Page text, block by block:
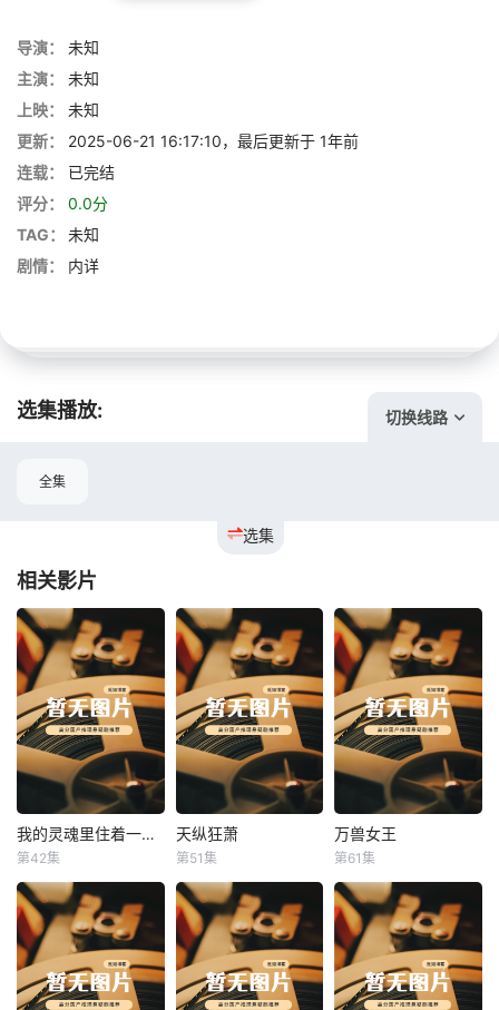
导演：
未知
主演：
未知
上映：
未知
更新：
2025-06-21 16:17:10，最后更新于 1年前
连载：
已完结
评分：
0.0分
TAG：
未知
剧情：
内详
选集播放: 切换线路
选集
全集
相关影片
我的灵魂里住着一条龙 我的灵魂里住着一条龙
第42集
天纵狂萧
天纵狂萧
第51集
万兽女王
万兽女王
第61集